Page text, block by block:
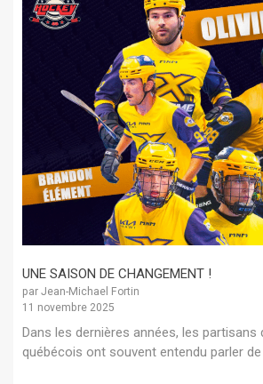
UNE SAISON DE CHANGEMENT !
par Jean-Michael Fortin
11 novembre 2025
Dans les dernières années, les partisans
québécois ont souvent entendu parler